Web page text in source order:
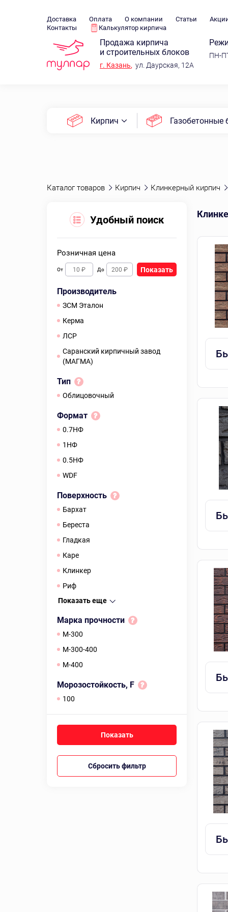
Доставка Оплата О компании Статьи
Контакты
Калькулятор кирпича
Продажа кирпича
и строительных блоков
г. Казань, ул. Даурская, 12А
ПН-
Кирпич Газобетонные
Каталог товаров Кирпич Клинкерный кирпич
Удобный поиск
Розничная цена
От До Показать
Производитель
ЗСМ Эталон
Керма
ЛСР
Саранский кирпичный завод
(МАГМА)
Тип
Облицовочный
Формат
0.7НФ
1НФ
0.5НФ
WDF
Поверхность
бархат
береста
гладкая
каре
Клинкер
риф
Показать еще
Марка прочности
М-300
М-300-400
М-400
Морозостойкость, F
100
Сбросить фильтр